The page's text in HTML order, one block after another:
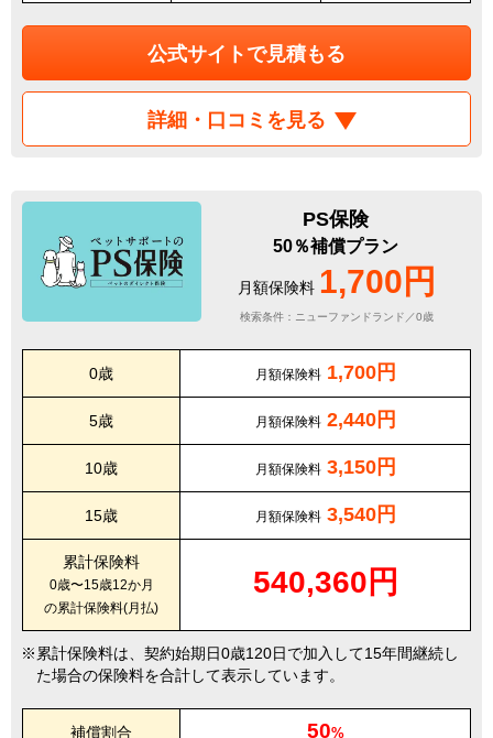
公式サイトで見積もる
詳細・口コミを見る
PS保険
50％補償プラン
月額保険料 1,700円
検索条件：ニューファンドランド／0歳
0歳 月額保険料 1,700円
5歳 月額保険料 2,440円
10歳 月額保険料 3,150円
15歳 月額保険料 3,540円
累計保険料
0歳〜15歳12か月
の累計保険料(月払)
540,360円
累計保険料は、契約始期日0歳120日で加入して15年間継続し
た場合の保険料を合計して表示しています。
補償割合 50%